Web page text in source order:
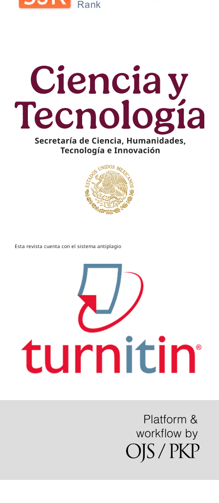
Esta revista cuenta con el sistema antiplagio